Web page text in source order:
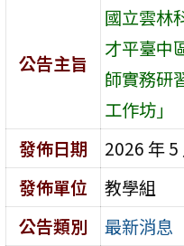
公告主旨
國立雲林
才平臺中
師實務研
工作坊」
發佈日期
2026 年 5
發佈單位
教學組
公告類別
最新消息